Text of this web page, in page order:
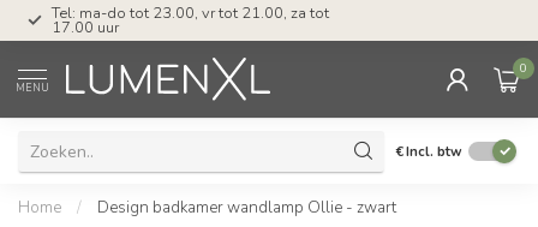
Tel: ma-do tot 23.00, vr tot 21.00, za tot
17.00 uur
MENU
0
€Incl. btw
Home / Design badkamer wandlamp Ollie - zwart